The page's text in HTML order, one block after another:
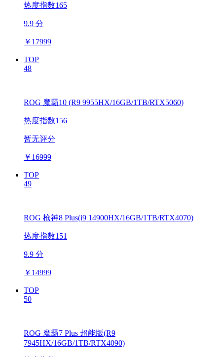
热度指数165
9.9 分
￥ 17999
TOP
48
ROG 魔霸10 (R9 9955HX/16GB/1TB/RTX5060)
热度指数156
暂无评分
￥ 16999
TOP
49
ROG 枪神8 Plus(i9 14900HX/16GB/1TB/RTX4070)
热度指数151
9.9 分
￥ 14999
TOP
50
ROG 魔霸7 Plus 超能版(R9
7945HX/16GB/1TB/RTX4090)